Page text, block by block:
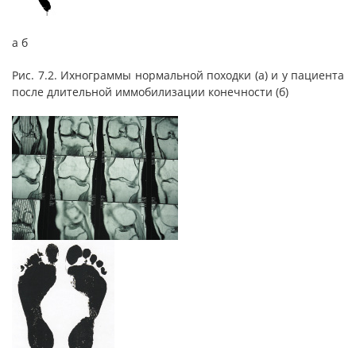
а б
Рис. 7.2. Ихнограммы нормальной походки (а) и у пациента
после длительной иммобилизации конечности (б)